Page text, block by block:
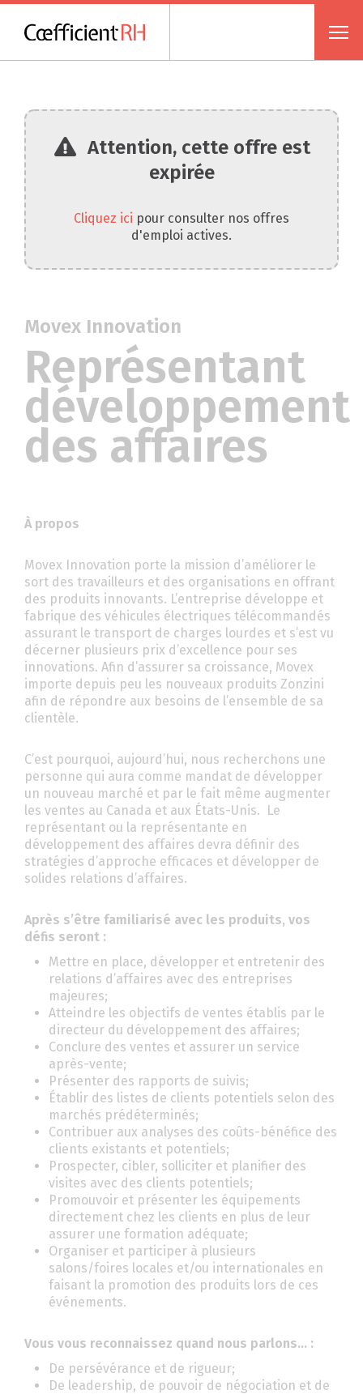
Attention, cette offre est
expirée
Cliquez ici pour consulter nos offres
d'emploi actives.
Movex Innovation
Représentant
développement
des affaires
À propos
Movex Innovation porte la mission d’améliorer le
sort des travailleurs et des organisations en offrant
des produits innovants. L’entreprise développe et
fabrique des véhicules électriques télécommandés
assurant le transport de charges lourdes et s’est vu
décerner plusieurs prix d’excellence pour ses
innovations. Afin d’assurer sa croissance, Movex
importe depuis peu les nouveaux produits Zonzini
afin de répondre aux besoins de l’ensemble de sa
clientèle.
C’est pourquoi, aujourd’hui, nous recherchons une
personne qui aura comme mandat de développer
un nouveau marché et par le fait même augmenter
les ventes au Canada et aux États-Unis. Le
représentant ou la représentante en
développement des affaires devra définir des
stratégies d’approche efficaces et développer de
solides relations d’affaires.
Après s’être familiarisé avec les produits, vos
défis seront :
Mettre en place, développer et entretenir des
relations d’affaires avec des entreprises
majeures;
Atteindre les objectifs de ventes établis par le
directeur du développement des affaires;
Conclure des ventes et assurer un service
après-vente;
Présenter des rapports de suivis;
Établir des listes de clients potentiels selon des
marchés prédéterminés;
Contribuer aux analyses des coûts-bénéfice des
clients existants et potentiels;
Prospecter, cibler, solliciter et planifier des
visites avec des clients potentiels;
Promouvoir et présenter les équipements
directement chez les clients en plus de leur
assurer une formation adéquate;
Organiser et participer à plusieurs
salons/foires locales et/ou internationales en
faisant la promotion des produits lors de ces
événements.
Vous vous reconnaissez quand nous parlons… :
De persévérance et de rigueur;
De leadership, de pouvoir de négociation et de